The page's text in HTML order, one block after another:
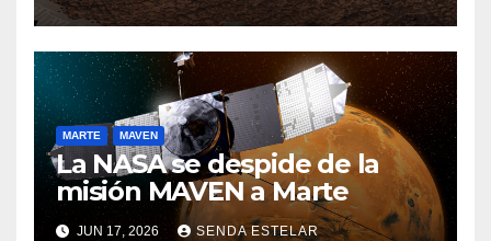
MARTE MAVEN
La NASA se despide de la
misión MAVEN a Marte
JUN 17, 2026 SENDA ESTELAR